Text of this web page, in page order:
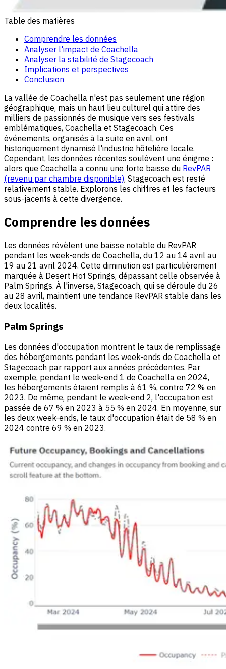
Table des matières
Comprendre les données
Analyser l'impact de Coachella
Analyser la stabilité de Stagecoach
Implications et perspectives
Conclusion
La vallée de Coachella n'est pas seulement une région
géographique, mais un haut lieu culturel qui attire des
milliers de passionnés de musique vers ses festivals
emblématiques, Coachella et Stagecoach. Ces
événements, organisés à la suite en avril, ont
historiquement dynamisé l'industrie hôtelière locale.
Cependant, les données récentes soulèvent une énigme :
alors que Coachella a connu une forte baisse du RevPAR
(revenu par chambre disponible), Stagecoach est resté
relativement stable. Explorons les chiffres et les facteurs
sous-jacents à cette divergence.
Comprendre les données
Les données révèlent une baisse notable du RevPAR
pendant les week-ends de Coachella, du 12 au 14 avril au
19 au 21 avril 2024. Cette diminution est particulièrement
marquée à Desert Hot Springs, dépassant celle observée à
Palm Springs. À l'inverse, Stagecoach, qui se déroule du 26
au 28 avril, maintient une tendance RevPAR stable dans les
deux localités.
Palm Springs
Les données d'occupation montrent le taux de remplissage
des hébergements pendant les week-ends de Coachella et
Stagecoach par rapport aux années précédentes. Par
exemple, pendant le week-end 1 de Coachella en 2024,
les hébergements étaient remplis à 61 %, contre 72 % en
2023. De même, pendant le week-end 2, l'occupation est
passée de 67 % en 2023 à 55 % en 2024. En moyenne, sur
les deux week-ends, le taux d'occupation était de 58 % en
2024 contre 69 % en 2023.